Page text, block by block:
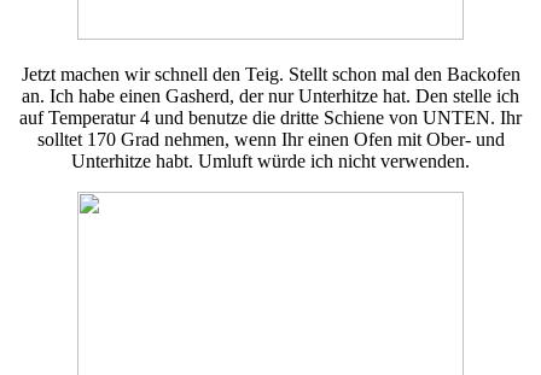
Jetzt machen wir schnell den Teig. Stellt schon mal den Backofen
an. Ich habe einen Gasherd, der nur Unterhitze hat. Den stelle ich
auf Temperatur 4 und benutze die dritte Schiene von UNTEN. Ihr
solltet 170 Grad nehmen, wenn Ihr einen Ofen mit Ober- und
Unterhitze habt. Umluft würde ich nicht verwenden.